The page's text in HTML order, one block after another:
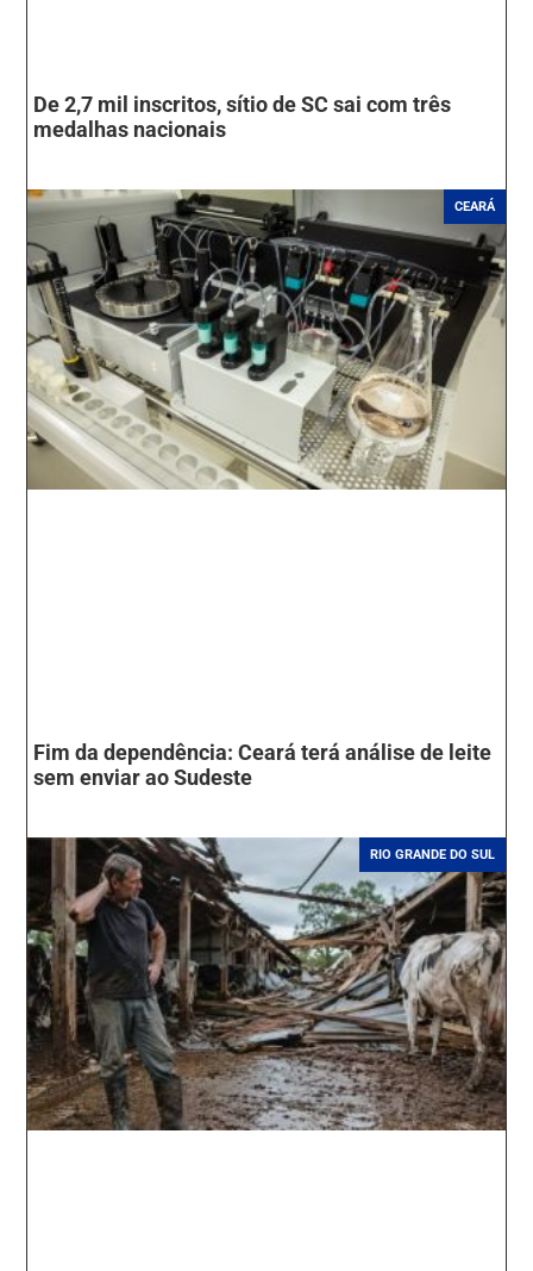
De 2,7 mil inscritos, sítio de SC sai com três
medalhas nacionais
CEARÁ
Fim da dependência: Ceará terá análise de leite
sem enviar ao Sudeste
RIO GRANDE DO SUL